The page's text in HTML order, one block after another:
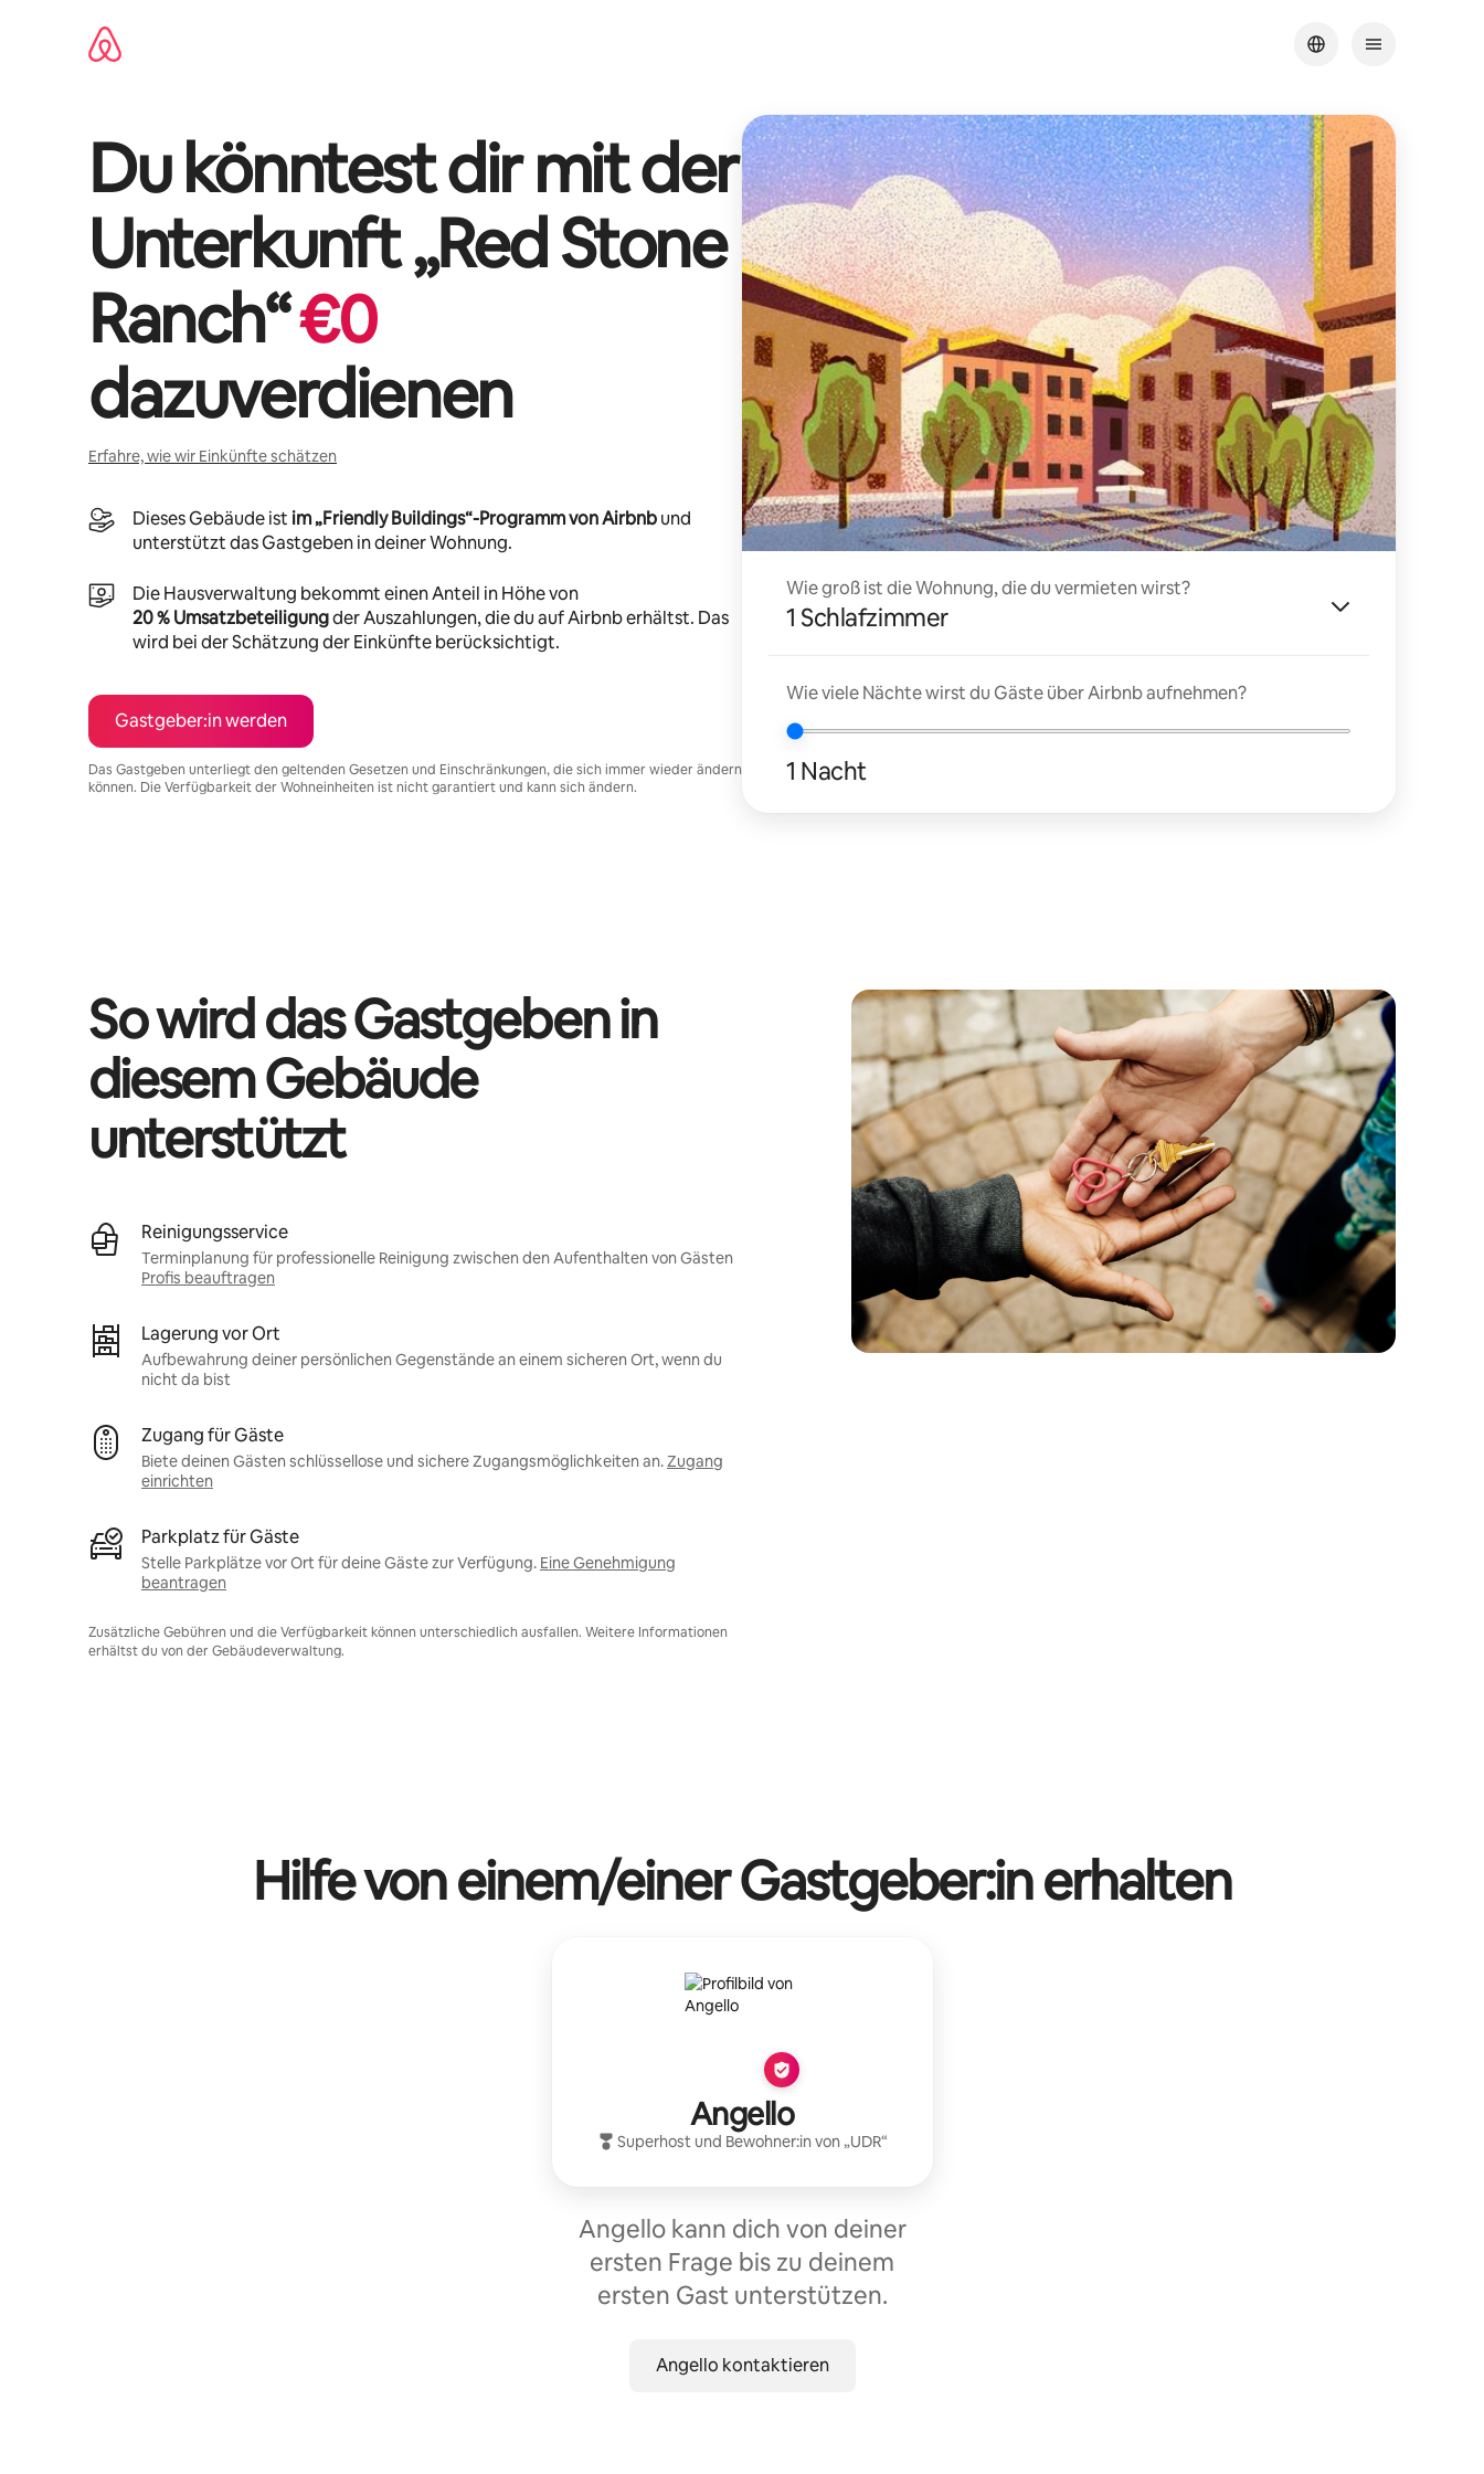
Du könntest dir mit der
Unterkunft „Red Stone
Ranch“€0
dazuverdienen
Erfahre, wie wir Einkünfte schätzen
Dieses Gebäude ist im „Friendly Buildings“-Programm von Airbnbund
unterstützt das Gastgeben in deiner Wohnung.
Die Hausverwaltung bekommt einen Anteil in Höhe von
20 % Umsatzbeteiligungder Auszahlungen, die du auf Airbnb erhältst. Das
wird bei der Schätzung der Einkünfte berücksichtigt.
Gastgeber:in werden
Das Gastgeben unterliegt den geltenden Gesetzen und Einschränkungen, die sich immer wieder ändern
können. Die Verfügbarkeit der Wohneinheiten ist nicht garantiert und kann sich ändern.
Wie groß ist die Wohnung, die du vermieten wirst?
1 Schlafzimmer
Wie viele Nächte wirst du Gäste über Airbnb aufnehmen?
1 Nacht
So wird das Gastgeben in
diesem Gebäude
unterstützt
Reinigungsservice
Terminplanung für professionelle Reinigung zwischen den Aufenthalten von Gästen
Profis beauftragen
Lagerung vor Ort
Aufbewahrung deiner persönlichen Gegenstände an einem sicheren Ort, wenn du
nicht da bist
Zugang für Gäste
Biete deinen Gästen schlüssellose und sichere Zugangsmöglichkeiten an.Zugang
einrichten
Parkplatz für Gäste
Stelle Parkplätze vor Ort für deine Gäste zur Verfügung. Eine Genehmigung
beantragen
Zusätzliche Gebühren und die Verfügbarkeit können unterschiedlich ausfallen. Weitere Informationen
erhältst du von der Gebäudeverwaltung.
Hilfe von einem/einer Gastgeber:in erhalten
Angello
Superhost und Bewohner:in von „UDR“
Angello kann dich von deiner
ersten Frage bis zu deinem
ersten Gast unterstützen.
Angello kontaktieren